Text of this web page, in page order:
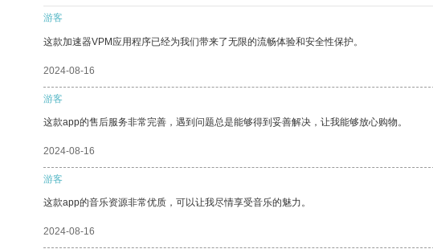
游客
这款加速器VPM应用程序已经为我们带来了无限的流畅体验和安全性保护。
2024-08-16
游客
这款app的售后服务非常完善，遇到问题总是能够得到妥善解决，让我能够放心购物。
2024-08-16
游客
这款app的音乐资源非常优质，可以让我尽情享受音乐的魅力。
2024-08-16